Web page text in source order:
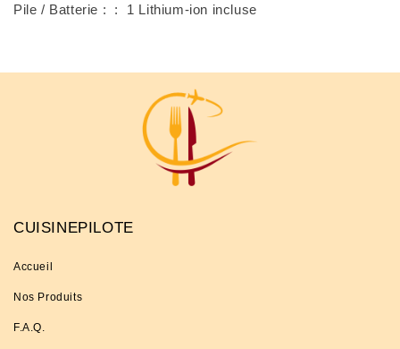
Pile / Batterie : ‏ : ‎ 1 Lithium-ion incluse
CUISINEPILOTE
Accueil
Nos Produits
F.A.Q.